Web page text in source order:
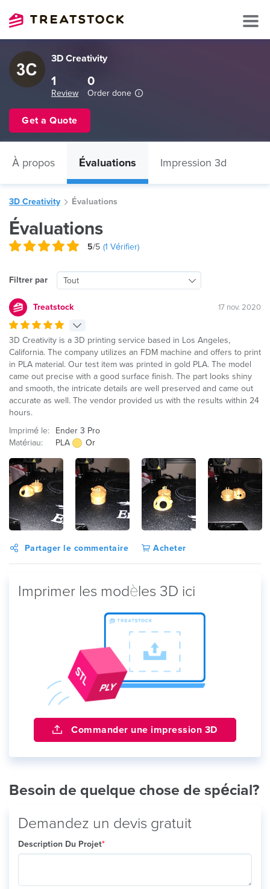
3D Creativity
1
Review
0
Order done
Get a Quote
À propos Évaluations Impression 3d
3D Creativity Évaluations
Évaluations
5/5 (1 Vérifier)
Filtrer par Tout
Treatstock 17 nov. 2020
3D Creativity is a 3D printing service based in Los Angeles,
California. The company utilizes an FDM machine and offers to print
in PLA material. Our test item was printed in gold PLA. The model
came out precise with a good surface finish. The part looks shiny
and smooth, the intricate details are well preserved and came out
accurate as well. The vendor provided us with the results within 24
hours.
Imprimé le:
Ender 3 Pro
Matériau:
PLA Or
Partager le commentaire Acheter
Imprimer les modèles 3D ici
Commander une impression 3D
Besoin de quelque chose de spécial?
Demandez un devis gratuit
Description Du Projet*